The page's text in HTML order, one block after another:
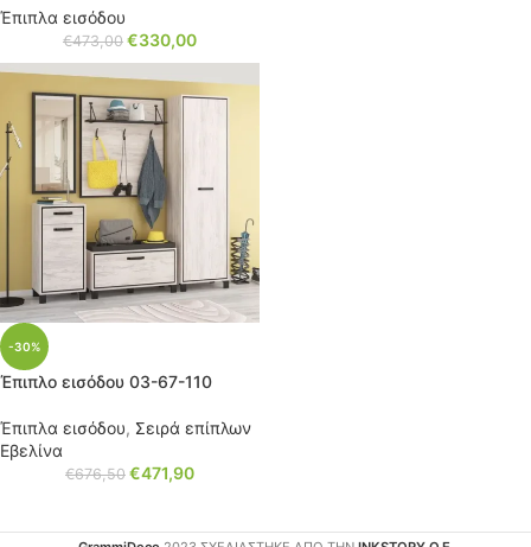
Έπιπλα εισόδου
€473,00 €330,00
-30%
Έπιπλο εισόδου 03-67-110
Έπιπλα εισόδου, Σειρά επίπλων
Εβελίνα
€676,50 €471,90